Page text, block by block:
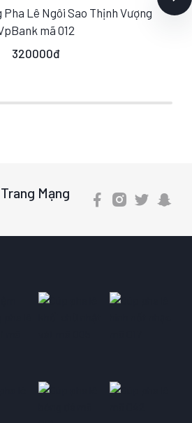
M L
Pha Lê Ngôi Sao Thịnh Vượng
mã 012
320000đ
Mạng